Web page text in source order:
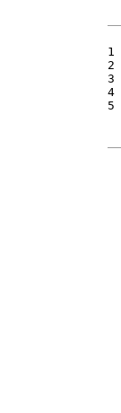
1
2
3
4
5